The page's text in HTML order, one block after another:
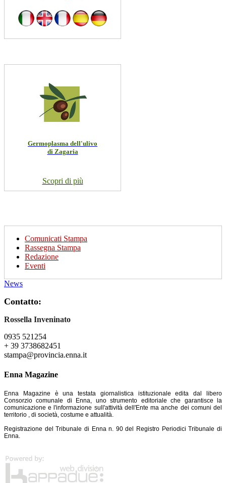
Germoplasma dell'ulivo
di Zagaria
Scopri di più
Comunicati Stampa
Rassegna Stampa
Redazione
Eventi
News
Contatto:
Rossella Inveninato
0935 521254
+ 39 3738682451
stampa@provincia.enna.it
Enna Magazine
Enna Magazine è una testata giornalistica istituzionale edita dal libero
Consorzio comunale di Enna, uno strumento editoriale che garantisce la
comunicazione e l'informazione sull'attività dell'Ente ma anche dei comuni del
territorio , di società, costume e attualità.
Registrazione del Tribunale di Enna n. 90 del Registro Periodici Tribunale di
Enna.